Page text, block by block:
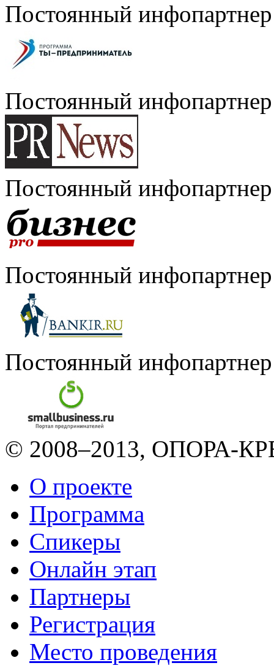
Постоянный инфопартнер
Постоянный инфопартнер
Постоянный инфопартнер
Постоянный инфопартнер
Постоянный инфопартнер
© 2008–2013, ОПОРА-
О проекте
Программа
Спикеры
Онлайн этап
Партнеры
Регистрация
Место проведения